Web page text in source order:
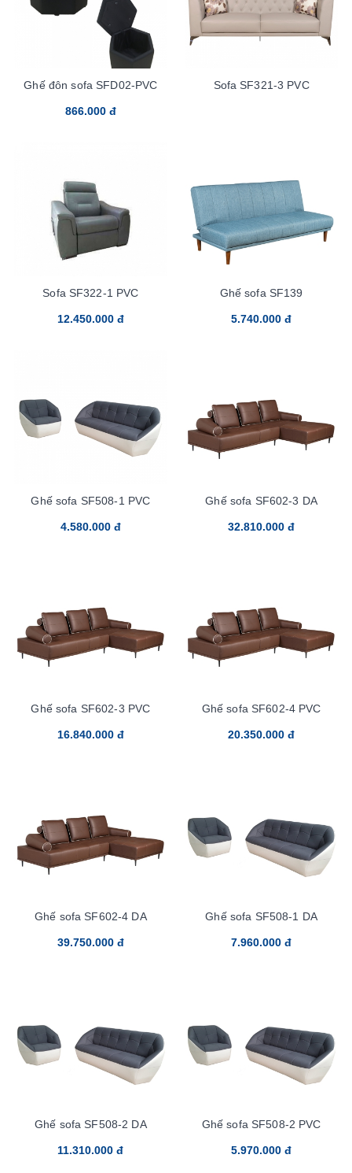
Ghế đôn sofa SFD02-PVC
866.000 đ
Sofa SF321-3 PVC
Sofa SF322-1 PVC
12.450.000 đ
Ghế sofa SF139
5.740.000 đ
Ghế sofa SF508-1 PVC
4.580.000 đ
Ghế sofa SF602-3 DA
32.810.000 đ
Ghế sofa SF602-3 PVC
16.840.000 đ
Ghế sofa SF602-4 PVC
20.350.000 đ
Ghế sofa SF602-4 DA
39.750.000 đ
Ghế sofa SF508-1 DA
7.960.000 đ
Ghế sofa SF508-2 DA
11.310.000 đ
Ghế sofa SF508-2 PVC
5.970.000 đ